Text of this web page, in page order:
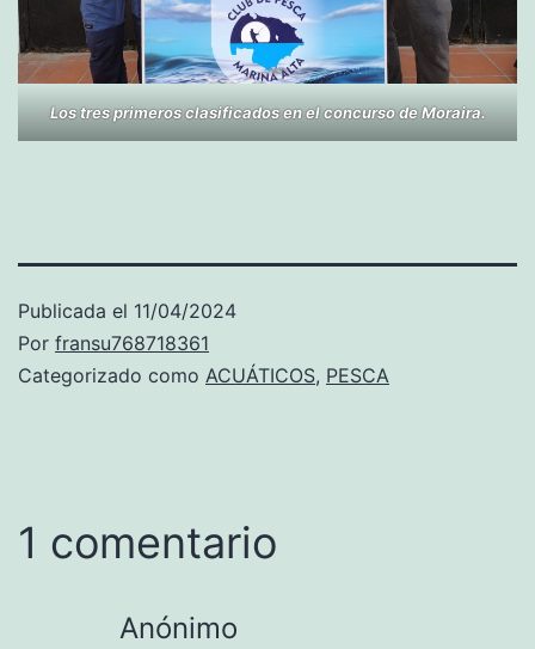
Los tres primeros clasificados en el concurso de Moraira.
Publicada el 11/04/2024
Por fransu768718361
Categorizado como ACUÁTICOS, PESCA
1 comentario
Anónimo